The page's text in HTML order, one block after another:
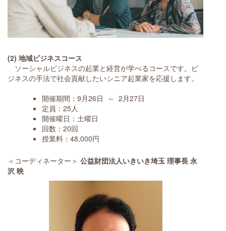
(2) 地域ビジネスコース
ソーシャルビジネスの起業と経営が学べるコースです。ビ
ジネスの手法で社会貢献したいシニア起業家を応援します。
開催期間：9月26日 ～ 2月27日
定員：25人
開催曜日：土曜日
回数：20回
授業料：48,000円
＜コーディネーター＞ 公益財団法人いきいき埼玉 理事長 永
沢 映